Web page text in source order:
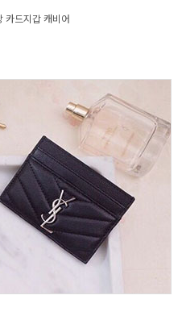
카드지갑 캐비어